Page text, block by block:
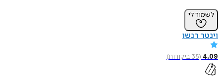
לשמור לי
וינטר רנשו
4.09
(
35ביקורות)